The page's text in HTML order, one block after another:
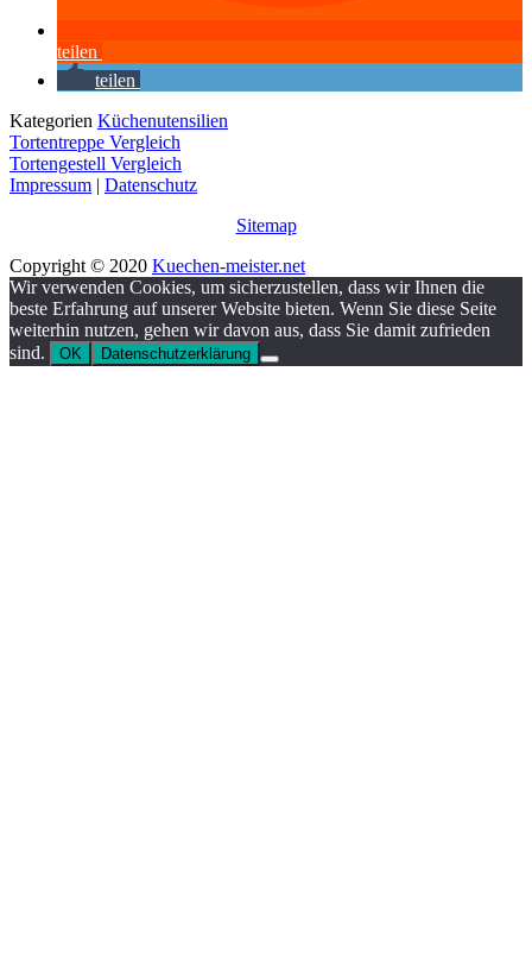
teilen
teilen
Kategorien Küchenutensilien
Tortentreppe Vergleich
Tortengestell Vergleich
Impressum | Datenschutz
Sitemap
Copyright © 2020 Kuechen-meister.net
Wir verwenden Cookies, um sicherzustellen, dass wir Ihnen die
beste Erfahrung auf unserer Website bieten. Wenn Sie diese Seite
weiterhin nutzen, gehen wir davon aus, dass Sie damit zufrieden
sind.
OK Datenschutzerklärung